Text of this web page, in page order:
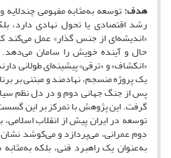
هدف:توسعه به‌مثابه مفهومی چندلایه
رشد اقتصادی یا تحول نهادی دارد،
«اندیشه‌ای از جنس گذار» عمل می‌کند
حال و آینده خویش را سامان می‌دهد.
«انکشاف» و «ترقی» پیشینه‌ای طولانی
یک پروژه منسجم، نهادمند و مبتنی بر
پس از جنگ جهانی دوم و در دل نظم
گرفت. این پژوهش با تمرکز بر این
توسعه در ایران پیش از انقلاب
دوم عمرانی، می‌پردازد و می‌کوشد
به‌عنوان یک راهبرد فنی، بلکه